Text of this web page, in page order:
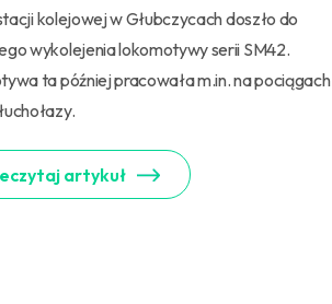
kolejowej w Głubczycach doszło do
wykolejenia lokomotywy serii SM42.
ta później pracowała m.in. na pociągach
artykuł